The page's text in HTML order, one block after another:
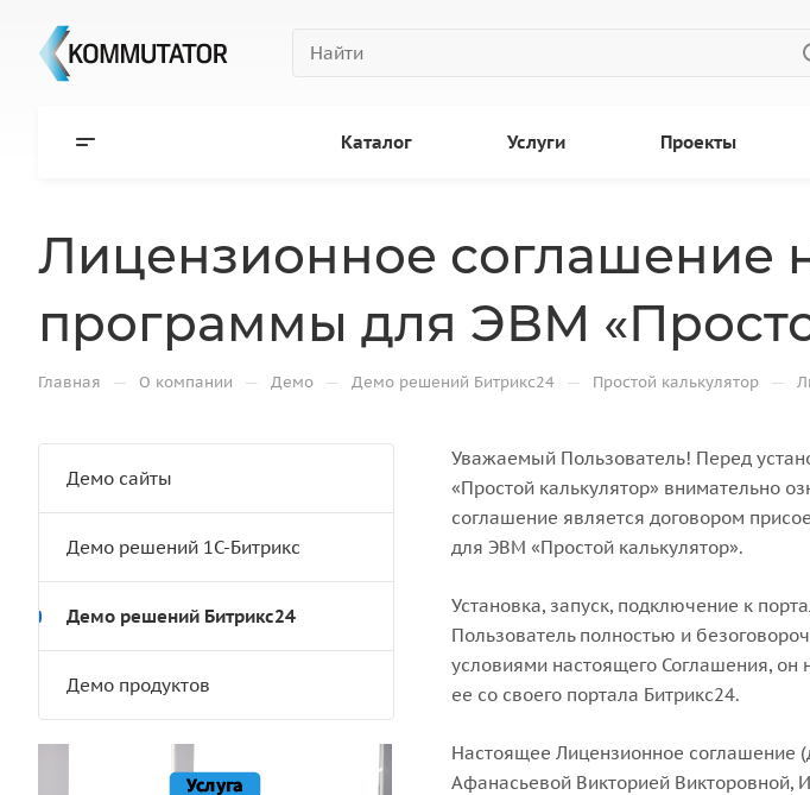
Каталог Услуги Проекты
Лицензионное соглашение
программы для ЭВМ
Главная — О компании — Демо — Демо решений Битрикс24 — Простой калькулятор —
Уважаемый Пользователь! Перед
«Простой калькулятор» внимательно
соглашение является договором
для ЭВМ «Простой калькулятор».
Установка, запуск, подключение к
Пользователь полностью и
условиями настоящего Соглашения, он
ее со своего портала Битрикс24.
Настоящее Лицензионное соглашение
Афанасьевой Викторией
Демо сайты
Демо решений 1С-Битрикс
Демо решений Битрикс24
Демо продуктов